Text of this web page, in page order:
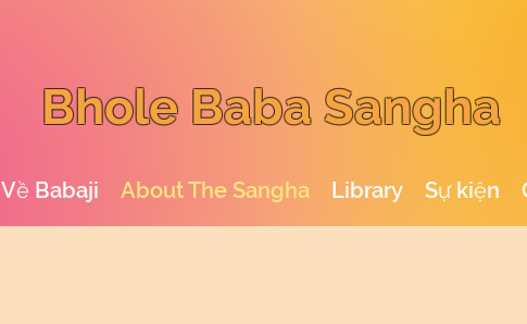
Bhole Baba Sangha
Về Babaji About The Sangha Library Sự kiện